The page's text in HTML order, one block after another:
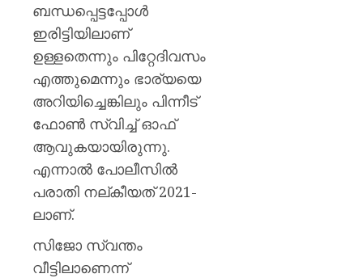
ബന്ധപ്പെട്ടപ്പോൾ
ഇരിട്ടിയിലാണ്
ഉള്ളതെന്നും പിറ്റേദിവസം
എത്തുമെന്നും ഭാര്യയെ
അറിയിച്ചെങ്കിലും പിന്നീട്
ഫോൺ സ്വിച്ച് ഓഫ്
ആവുകയായിരുന്നു.
എന്നാല്‍ പോലീസില്‍
പരാതി നല്കീയത് 2021-
ലാണ്.
സിജോ സ്വന്തം
വീട്ടിലാണെന്ന്